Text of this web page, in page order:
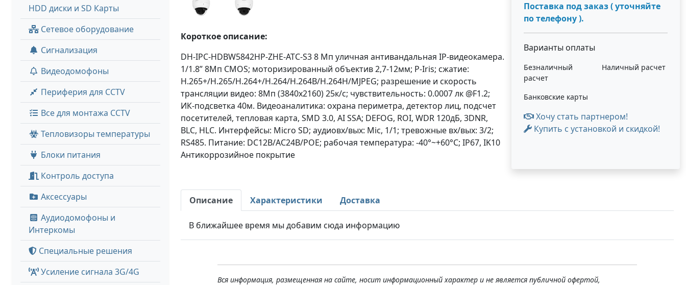
HDD диски и SD Карты
Сетевое оборудование
Сигнализация
Видеодомофоны
Периферия для CCTV
Все для монтажа CCTV
Тепловизоры температуры
Блоки питания
Контроль доступа
Аксессуары
Аудиодомофоны и
Интеркомы
Специальные решения
Усиление сигнала 3G/4G
Короткое описание:
DH-IPC-HDBW5842HP-ZHE-ATC-S3 8 Mп уличная антивандальная IP-видеокамера.
1/1.8” 8Мп CMOS; моторизированный объектив 2,7-12мм; P-Iris; сжатие:
H.265+/H.265/H.264+/H.264/H.264B/H.264H/MJPEG; разрешение и скорость
трансляции видео: 8Мп (3840х2160) 25к/с; чувствительность: 0.0007 лк @F1.2;
ИК-подсветка 40м. Видеоаналитика: охрана периметра, детектор лиц, подсчет
посетителей, тепловая карта, SMD 3.0, AI SSA; DEFOG, ROI, WDR 120дБ, 3DNR,
BLC, HLC. Интерфейсы: Micro SD; аудиовх/вых: Mic, 1/1; тревожные вх/вых: 3/2;
RS485. Питание: DC12В/AC24В/PОE; рабочая температура: -40°~+60°С; IP67, IK10
Антикоррозийное покрытие
Поставка под заказ ( уточняйте
по телефону ).
Варианты оплаты
Безналичный
расчет
Наличный расчет
Банковские карты
Хочу стать партнером!
Купить с установкой и скидкой!
Описание Характеристики Доставка
В ближайшее время мы добавим сюда информацию
Вся информация, размещенная на сайте, носит информационный характер и не является публичной офертой,